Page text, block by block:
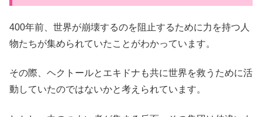
400年前、世界が崩壊するのを阻止するために力を持つ人
物たちが集められていたことがわかっています。
その際、ヘクトールとエキドナも共に世界を救うために活
動していたのではないかと考えられています。